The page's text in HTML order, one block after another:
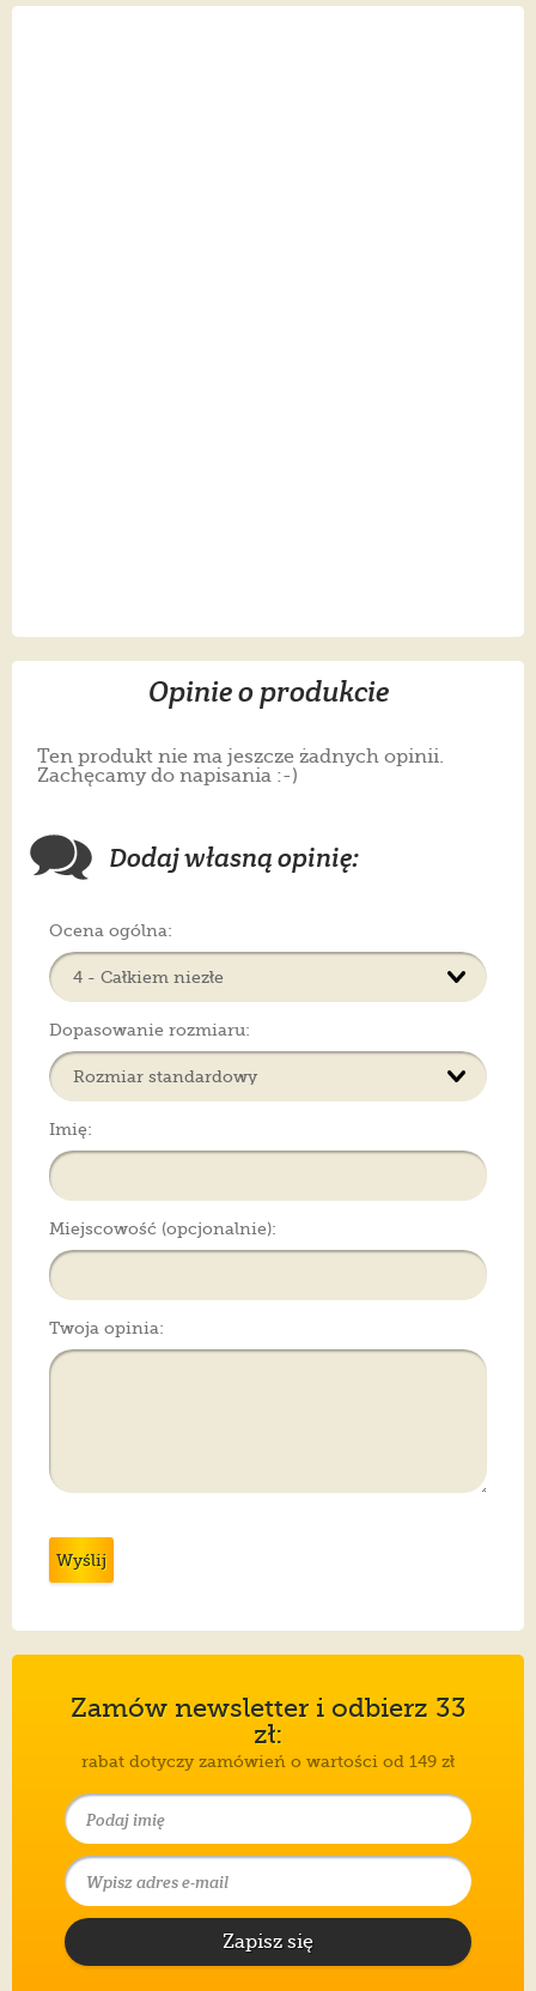
Opinie o produkcie
Ten produkt nie ma jeszcze żadnych opinii.
Zachęcamy do napisania :-)
Dodaj własną opinię:
Ocena ogólna:
Dopasowanie rozmiaru:
Imię:
Miejscowość (opcjonalnie):
Twoja opinia:
Wyślij
Zamów newsletter i odbierz 33
zł:
rabat dotyczy zamówień o wartości od 149 zł
Zapisz się